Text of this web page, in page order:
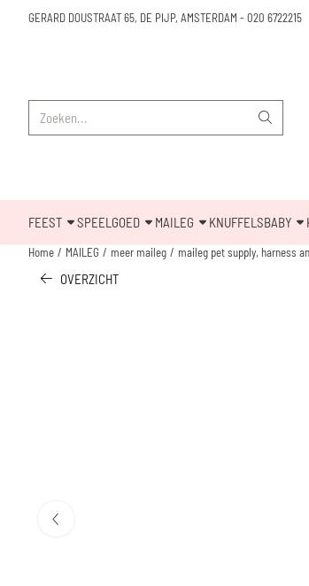
GERARD DOUSTRAAT 65, DE PIJP, AMSTERDAM - 020 6722215
FEEST SPEELGOED MAILEG KNUFFELSBABY
Home / MAILEG / meer maileg / maileg pet supply, harness
OVERZICHT